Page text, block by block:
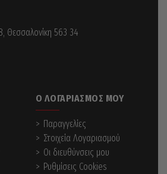
Θεσσαλονίκη 563 34
Ο ΛΟΓΑΡΙΑΣΜΌΣ ΜΟΥ
Παραγγελίες
Στοιχεία Λογαριασμού
Οι διευθύνσεις μου
Ρυθμίσεις Cookies